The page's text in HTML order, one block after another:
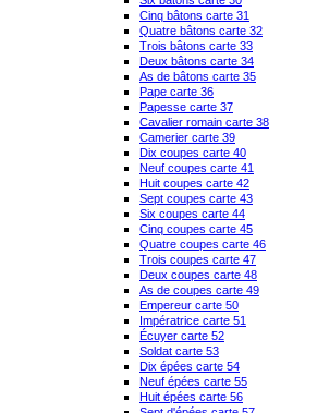
Cinq bâtons carte 31
Quatre bâtons carte 32
Trois bâtons carte 33
Deux bâtons carte 34
As de bâtons carte 35
Pape carte 36
Papesse carte 37
Cavalier romain carte 38
Camerier carte 39
Dix coupes carte 40
Neuf coupes carte 41
Huit coupes carte 42
Sept coupes carte 43
Six coupes carte 44
Cinq coupes carte 45
Quatre coupes carte 46
Trois coupes carte 47
Deux coupes carte 48
As de coupes carte 49
Empereur carte 50
Impératrice carte 51
Écuyer carte 52
Soldat carte 53
Dix épées carte 54
Neuf épées carte 55
Huit épées carte 56